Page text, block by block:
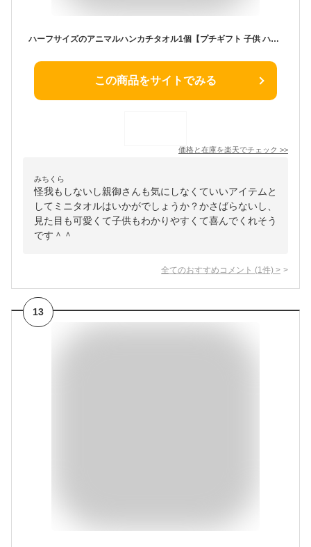
ハーフサイズのアニマルハンカチタオル1個【プチギフト 子供 ハンカチ プチギフト タオルハンカチ 卒園 プチギフト 粗品 景品 プチギフト 子供会 保育園 幼稚園 卒園記念品 卒園祝い お友達 引っ越し プレゼント 転校 父母会 発表会 ピアノ 100円台 個包装】
この商品をサイトでみる
価格と在庫を楽天でチェック >>
みちくら
怪我もしないし親御さんも気にしなくていいアイテムと
してミニタオルはいかがでしょうか？かさばらないし、
見た目も可愛くて子供もわかりやすくて喜んでくれそう
です＾＾
全てのおすすめコメント (1 件) >
13